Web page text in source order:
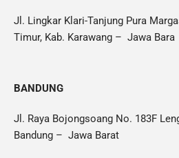
Jl. Lingkar Klari-Tanjung Pura
Timur, Kab. Karawang – Jawa Bara
BANDUNG
Jl. Raya Bojongsoang No. 183F
Bandung – Jawa Barat